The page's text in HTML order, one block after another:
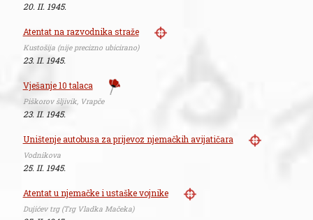
20. II. 1945.
Atentat na razvodnika straže
Kustošija (nije precizno ubicirano)
23. II. 1945.
Vješanje 10 talaca
Piškorov šljivik, Vrapče
23. II. 1945.
Uništenje autobusa za prijevoz njemačkih avijatičara
Vodnikova
25. II. 1945.
Atentat u njemačke i ustaške vojnike
Dujićev trg (Trg Vladka Mačeka)